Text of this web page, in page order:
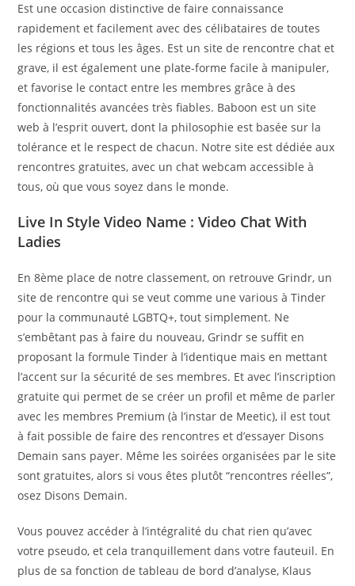
Est une occasion distinctive de faire connaissance
rapidement et facilement avec des célibataires de toutes
les régions et tous les âges. Est un site de rencontre chat et
grave, il est également une plate-forme facile à manipuler,
et favorise le contact entre les membres grâce à des
fonctionnalités avancées très fiables. Baboon est un site
web à l’esprit ouvert, dont la philosophie est basée sur la
tolérance et le respect de chacun. Notre site est dédiée aux
rencontres gratuites, avec un chat webcam accessible à
tous, où que vous soyez dans le monde.
Live In Style Video Name : Video Chat With
Ladies
En 8ème place de notre classement, on retrouve Grindr, un
site de rencontre qui se veut comme une various à Tinder
pour la communauté LGBTQ+, tout simplement. Ne
s’embêtant pas à faire du nouveau, Grindr se suffit en
proposant la formule Tinder à l’identique mais en mettant
l’accent sur la sécurité de ses membres. Et avec l’inscription
gratuite qui permet de se créer un profil et même de parler
avec les membres Premium (à l’instar de Meetic), il est tout
à fait possible de faire des rencontres et d’essayer Disons
Demain sans payer. Même les soirées organisées par le site
sont gratuites, alors si vous êtes plutôt “rencontres réelles”,
osez Disons Demain.
Vous pouvez accéder à l’intégralité du chat rien qu’avec
votre pseudo, et cela tranquillement dans votre fauteuil. En
plus de sa fonction de tableau de bord d’analyse, Klaus